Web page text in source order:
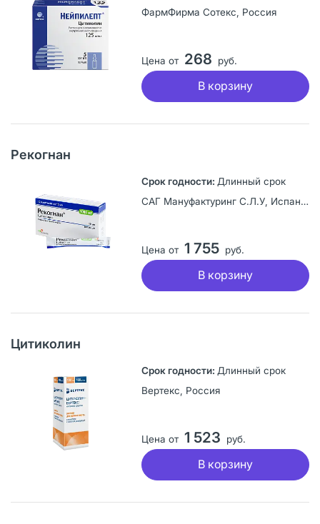
ФармФирма Сотекс, Россия
Цена от 268 руб.
В корзину
Рекогнан
Длинный срок
САГ Мануфактуринг С.Л.У, Испания
Цена от 1 755 руб.
В корзину
Цитиколин
Длинный срок
Вертекс, Россия
Цена от 1 523 руб.
В корзину